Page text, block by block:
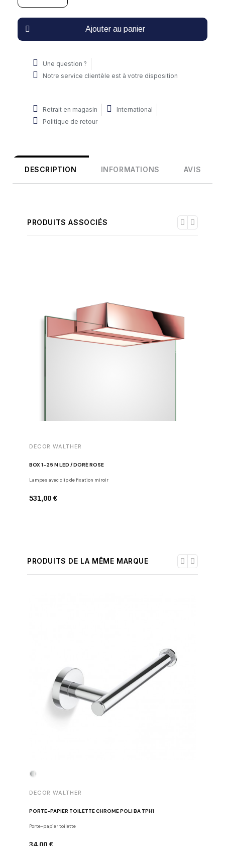
Ajouter au panier
Une question ?
Notre service clientèle est à votre disposition
Retrait en magasin
International
Politique de retour
DESCRIPTION INFORMATIONS AVIS
PRODUITS ASSOCIÉS
DECOR WALTHER
BOX 1-25 N LED / DORÉ ROSE
Lampes avec clip de fixation miroir
531,00 €
PRODUITS DE LA MÊME MARQUE
DECOR WALTHER
PORTE-PAPIER TOILETTE CHROME POLI BA TPH1
Porte-papier toilette